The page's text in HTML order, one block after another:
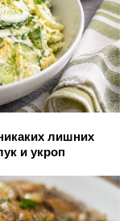
лишних
и укроп